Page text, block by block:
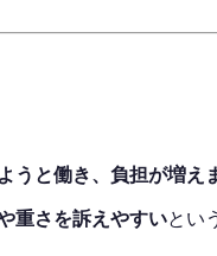
うと働き、負担が増え
重さを訴えやすいとい